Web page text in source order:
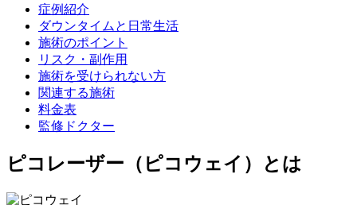
症例紹介
ダウンタイムと日常生活
施術のポイント
リスク・副作用
施術を受けられない方
関連する施術
料金表
監修ドクター
ピコレーザー（ピコウェイ）とは